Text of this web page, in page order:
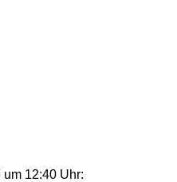
12:40 Uhr: